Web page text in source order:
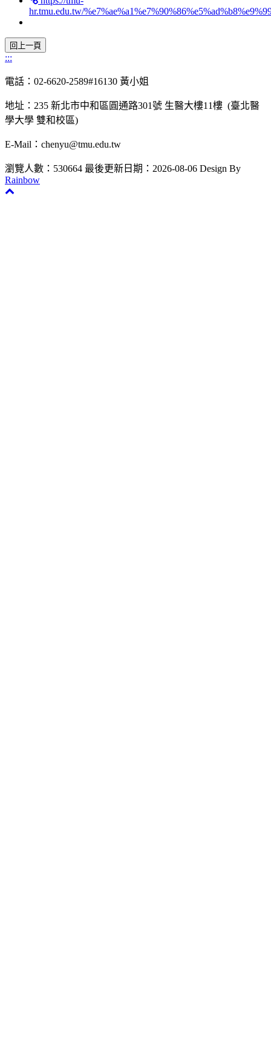
hr.tmu.edu.tw/
:::
電話：02-6620-2589#16130 黃小姐
地址：235 新北市中和區圓通路301號 生醫大樓11樓 (臺北醫
學大學 雙和校區)
E-Mail：chenyu@tmu.edu.tw
瀏覽人數：530664 最後更新日期：2026-08-06 Design By
Rainbow